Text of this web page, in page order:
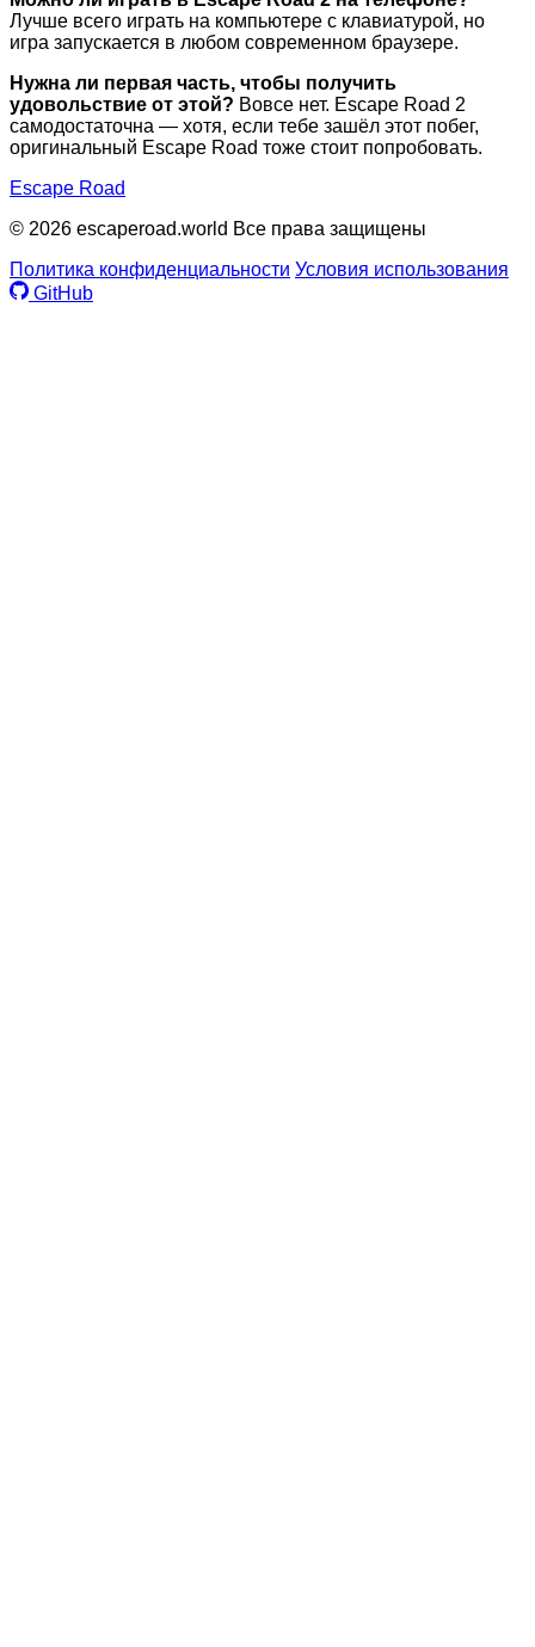
Лучше всего играть на компьютере с клавиатурой, но
игра запускается в любом современном браузере.
Нужна ли первая часть, чтобы получить
удовольствие от этой? Вовсе нет. Escape Road 2
самодостаточна — хотя, если тебе зашёл этот побег,
оригинальный Escape Road тоже стоит попробовать.
Escape Road
© 2026 escaperoad.world Все права защищены
Политика конфиденциальности Условия использования
GitHub